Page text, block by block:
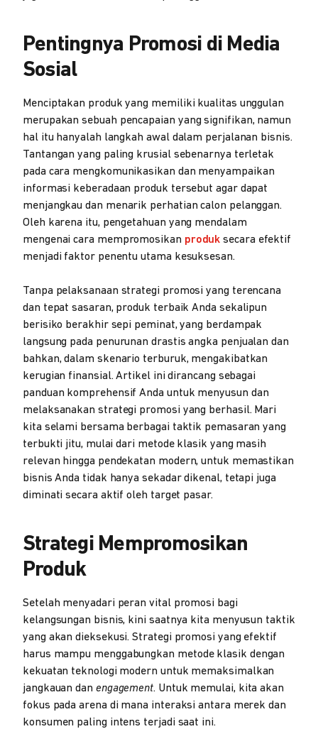
Pentingnya Promosi di Media
Sosial
Menciptakan produk yang memiliki kualitas unggulan
merupakan sebuah pencapaian yang signifikan, namun
hal itu hanyalah langkah awal dalam perjalanan bisnis.
Tantangan yang paling krusial sebenarnya terletak
pada cara mengkomunikasikan dan menyampaikan
informasi keberadaan produk tersebut agar dapat
menjangkau dan menarik perhatian calon pelanggan.
Oleh karena itu, pengetahuan yang mendalam
mengenai cara mempromosikan produk secara efektif
menjadi faktor penentu utama kesuksesan.
Tanpa pelaksanaan strategi promosi yang terencana
dan tepat sasaran, produk terbaik Anda sekalipun
berisiko berakhir sepi peminat, yang berdampak
langsung pada penurunan drastis angka penjualan dan
bahkan, dalam skenario terburuk, mengakibatkan
kerugian finansial. Artikel ini dirancang sebagai
panduan komprehensif Anda untuk menyusun dan
melaksanakan strategi promosi yang berhasil. Mari
kita selami bersama berbagai taktik pemasaran yang
terbukti jitu, mulai dari metode klasik yang masih
relevan hingga pendekatan modern, untuk memastikan
bisnis Anda tidak hanya sekadar dikenal, tetapi juga
diminati secara aktif oleh target pasar.
Strategi Mempromosikan
Produk
Setelah menyadari peran vital promosi bagi
kelangsungan bisnis, kini saatnya kita menyusun taktik
yang akan dieksekusi. Strategi promosi yang efektif
harus mampu menggabungkan metode klasik dengan
kekuatan teknologi modern untuk memaksimalkan
jangkauan dan engagement. Untuk memulai, kita akan
fokus pada arena di mana interaksi antara merek dan
konsumen paling intens terjadi saat ini.